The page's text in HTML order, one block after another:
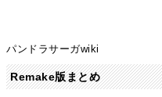
パンドラサーガwiki
Remake版まとめ